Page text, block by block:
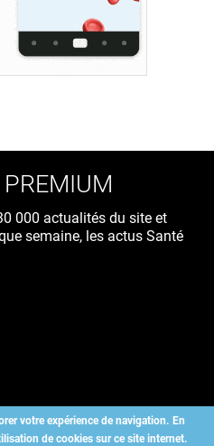
votre expérience de navigation. En
de cookies sur ce site internet.
000 actualités du site et
semaine, les actus Santé